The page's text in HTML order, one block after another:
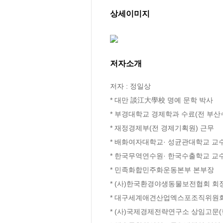
상세이미지
저자소개
저자 : 정일상
* 대만 談江大學校 명예 문학 박사
* 부경대학교 경제학과 수료(전 부산
* 재정경제부(전 경제기획원) 근무
* 배화여자대학교· 성균관대학교 교
* 한국무역연수원· 한국수출학교 교
* 민족화합민주화운동본부 본부장
* (사)한국환경야생동물보전협회 회
* 대구세계애견산업엑스포조직위원
* (사)국제경제전략연구소 상임고문(